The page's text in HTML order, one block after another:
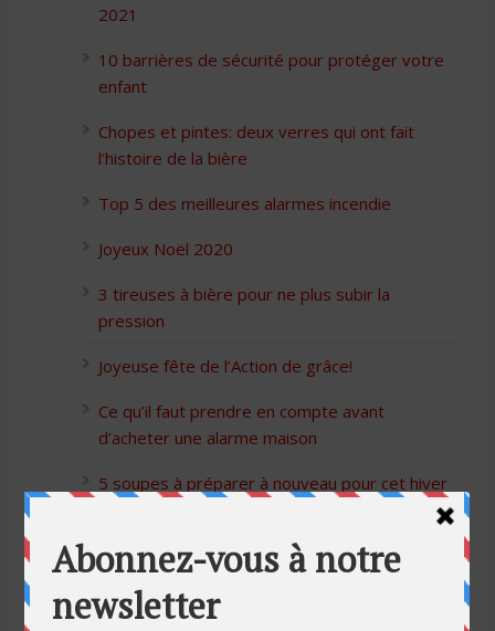
2021
10 barrières de sécurité pour protéger votre
enfant
Chopes et pintes: deux verres qui ont fait
l’histoire de la bière
Top 5 des meilleures alarmes incendie
Joyeux Noël 2020
3 tireuses à bière pour ne plus subir la
pression
Joyeuse fête de l’Action de grâce!
Ce qu’il faut prendre en compte avant
d’acheter une alarme maison
5 soupes à préparer à nouveau pour cet hiver
5 idées cadeaux Moulinex pour votre mère
pour l’Action de Grâce